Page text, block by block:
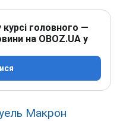
головного —
на OBOZ.UA у
Макрон